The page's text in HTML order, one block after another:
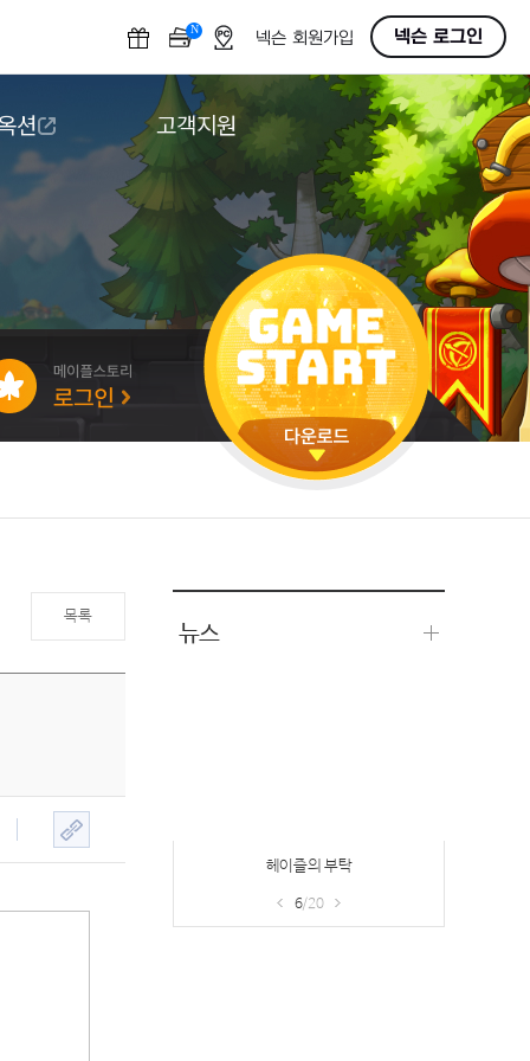
N OFF넥슨 회원가입 넥슨 로그인
션 고객지원
도움말/1:1문의
버그악용/불법프로그램 신고
게임 접근성
목록
뉴스
프리미엄PC방 접속보상 이벤트 & 기프
7/20